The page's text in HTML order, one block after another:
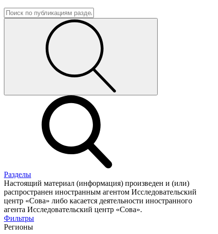
Разделы
Настоящий материал (информация) произведен и (или)
распространен иностранным агентом Исследовательский
центр «Сова» либо касается деятельности иностранного
агента Исследовательский центр «Сова».
Фильтры
Регионы